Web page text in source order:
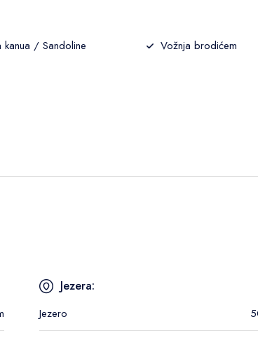
kanua / Sandoline Vožnja brodićem
Jezera:
Jezero